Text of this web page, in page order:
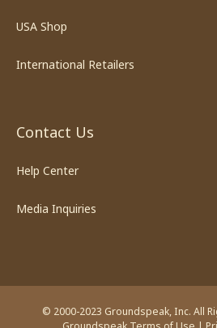
USA Shop
International Retailers
Contact Us
Help Center
Media Inquiries
© 2000-2023 Groundspeak, Inc. All